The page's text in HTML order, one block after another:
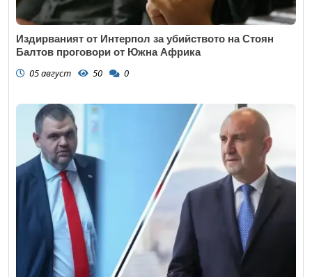
Издирваният от Интерпол за убийството на Стоян
Балтов проговори от Южна Африка
05 август 50 0